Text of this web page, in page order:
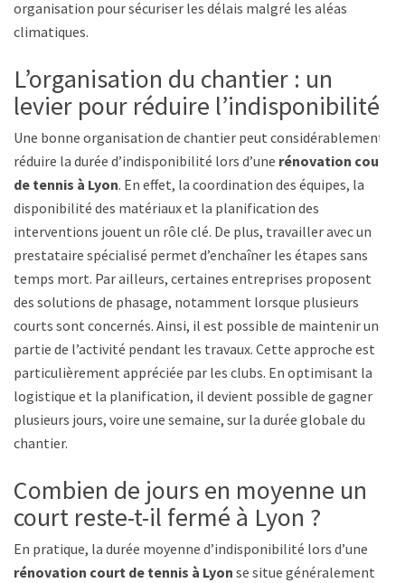
organisation pour sécuriser les délais malgré les aléas
climatiques.
L’organisation du chantier : un
levier pour réduire l’indisponibilité
Une bonne organisation de chantier peut considérablement
réduire la durée d’indisponibilité lors d’une rénovation court
de tennis à Lyon. En effet, la coordination des équipes, la
disponibilité des matériaux et la planification des
interventions jouent un rôle clé. De plus, travailler avec un
prestataire spécialisé permet d’enchaîner les étapes sans
temps mort. Par ailleurs, certaines entreprises proposent
des solutions de phasage, notamment lorsque plusieurs
courts sont concernés. Ainsi, il est possible de maintenir une
partie de l’activité pendant les travaux. Cette approche est
particulièrement appréciée par les clubs. En optimisant la
logistique et la planification, il devient possible de gagner
plusieurs jours, voire une semaine, sur la durée globale du
chantier.
Combien de jours en moyenne un
court reste-t-il fermé à Lyon ?
En pratique, la durée moyenne d’indisponibilité lors d’une
rénovation court de tennis à Lyon se situe généralement